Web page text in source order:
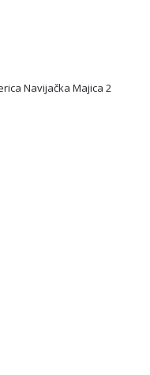
Navijačka Majica 2